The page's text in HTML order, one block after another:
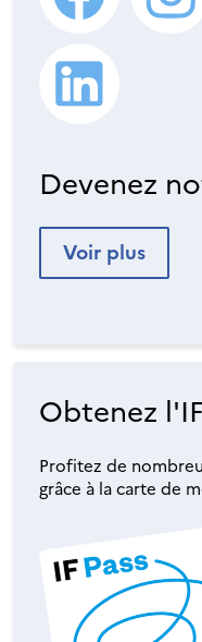
Devenez
Voir plus
Obtenez
Profitez de
grâce à la carte de